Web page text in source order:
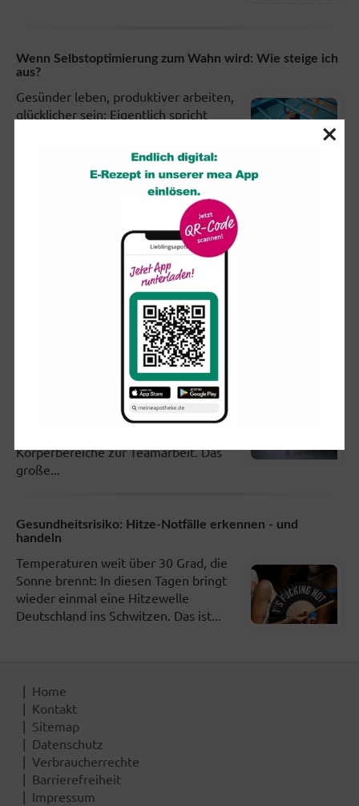
Wenn Selbstoptimierung zum Wahn wird: Wie steige ich
aus?
Gesünder leben, produktiver arbeiten,
glücklicher sein: Eigentlich spricht
Doch viele setzen sich in...
Partielle Sonnenfinsternis: So schützen Sie Ihre Augen
Am kommenden Mittwoch (12.
August) dürften sich ab etwa 19 Uhr
viele Blicke erwartungsvoll in den
Himmel richten. Ist der wolkenfrei,...
So trainiert man das Gleichgewicht (und nebenbei den
Wenn wir auf einem wackeligen
Untergrund oder nur auf einem Bein
Körperbereiche zur Teamarbeit. Das
große...
Gesundheitsrisiko: Hitze-Notfälle erkennen - und
handeln
Temperaturen weit über 30 Grad, die
Sonne brennt: In diesen Tagen bringt
wieder einmal eine Hitzewelle
Deutschland ins Schwitzen. Das ist...
Home
Kontakt
Sitemap
Datenschutz
Verbraucherrechte
Barrierefreiheit
Impressum
×